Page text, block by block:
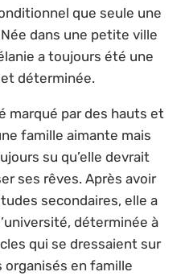
que seule une
dans une petite ville
a toujours été une
déterminée.
marqué par des hauts et
famille aimante mais
su qu’elle devrait
ses rêves. Après avoir
secondaires, elle a
déterminée à
qui se dressaient sur
organisés en famille